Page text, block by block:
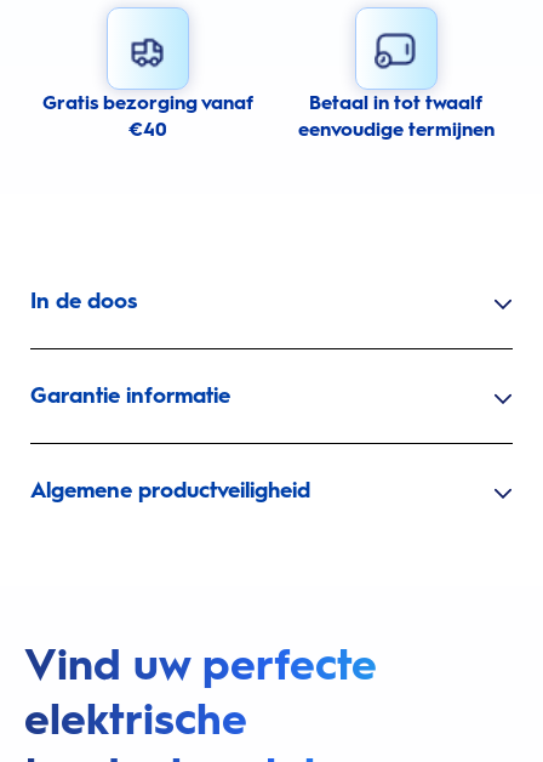
Gratis bezorging vanaf
€40
Betaal in tot twaalf
eenvoudige termijnen
In de doos
Garantie informatie
Algemene productveiligheid
Vind uw perfecte
elektrische